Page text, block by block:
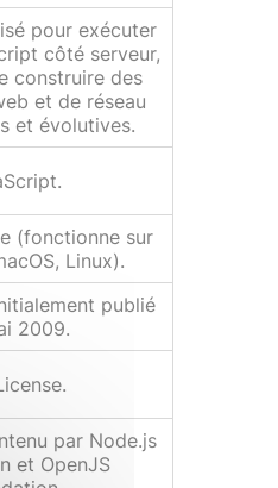
pour exécuter
côté serveur,
construire des
et de réseau
et évolutives.
(fonctionne sur
Linux).
publié
2009.
par Node.js
et OpenJS